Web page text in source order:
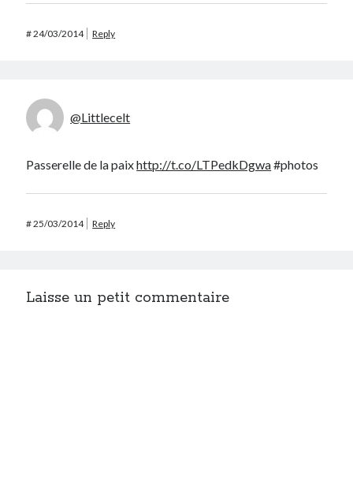
#24/03/2014 Reply
@Littlecelt
Passerelle de la paixhttp://t.co/LTPedkDgwa#photos
#25/03/2014 Reply
Laisse un petit commentaire